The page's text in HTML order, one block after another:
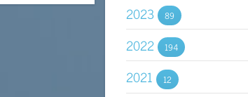
2023 89
2022 194
2021 12